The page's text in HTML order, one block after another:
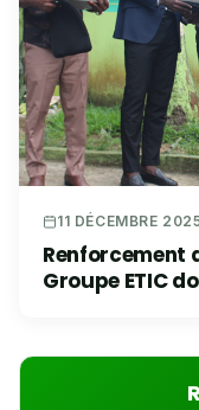
11 DÉCEMBRE
Renforcement
Groupe ETIC